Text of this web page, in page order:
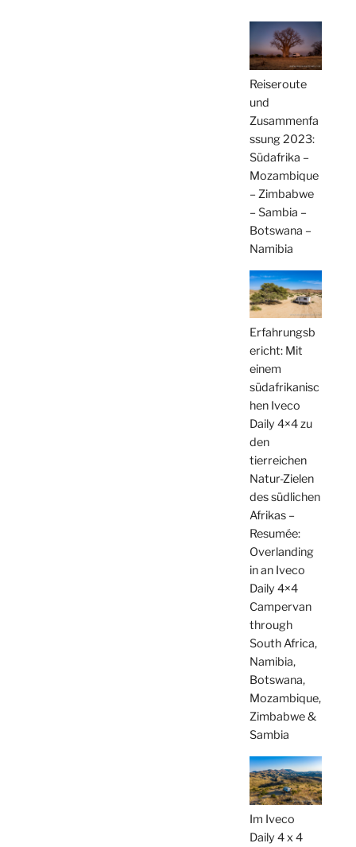
Reiseroute
und
Zusammenfa
ssung 2023:
Südafrika –
Mozambique
– Zimbabwe
– Sambia –
Botswana –
Namibia
Erfahrungsb
ericht: Mit
einem
südafrikanisc
hen Iveco
Daily 4×4 zu
den
tierreichen
Natur-Zielen
des südlichen
Afrikas –
Resumée:
Overlanding
in an Iveco
Daily 4×4
Campervan
through
South Africa,
Namibia,
Botswana,
Mozambique,
Zimbabwe &
Sambia
Im Iveco
Daily 4 x 4